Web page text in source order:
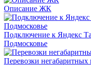
Описание ЖК
Подключение к Яндекс
Подмосковье
Перевозки